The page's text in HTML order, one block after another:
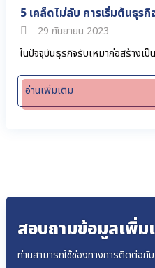
5 เคล็ดไม่ลับ การเริ่มต้นธุร
29 กันยายน 2023
ในปัจจุบันธุรกิจรับเหมาก่อสร้างเ
อ่านเพิ่มเติม
สอบถามข้อมูลเพิ่ม
ท่านสามารถใช้ช่องทางการติดต่อกั